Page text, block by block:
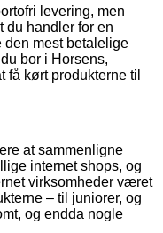
levering, men
du handler for en
den mest betalelige
bor i Horsens,
få kørt produkterne til
at sammenligne
internet shops, og
virksomheder været
– til juniorer, og
og endda nogle